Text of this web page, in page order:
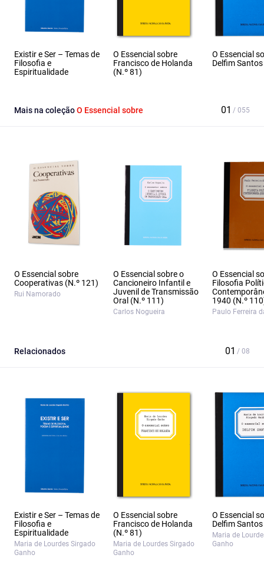
Existir e Ser – Temas de
Filosofia e
Espiritualidade
O Essencial sobre
Francisco de Holanda
(N.º 81)
O Essencial
Delfim
Mais na coleçãoO Essencial sobre
O Essencial sobre
Cooperativas (N.º 121)
Rui Namorado
O Essencial sobre o
Cancioneiro Infantil e
Juvenil de Transmissão
Oral (N.º 111)
Carlos Nogueira
O Essencial
Filosofia
1940 (N.º
Paulo Ferreira
Relacionados
Existir e Ser – Temas de
Filosofia e
Espiritualidade
Maria de Lourdes Sirgado
Ganho
O Essencial sobre
Francisco de Holanda
(N.º 81)
Maria de Lourdes Sirgado
Ganho
O Essencial
Delfim
Maria de
Ganho